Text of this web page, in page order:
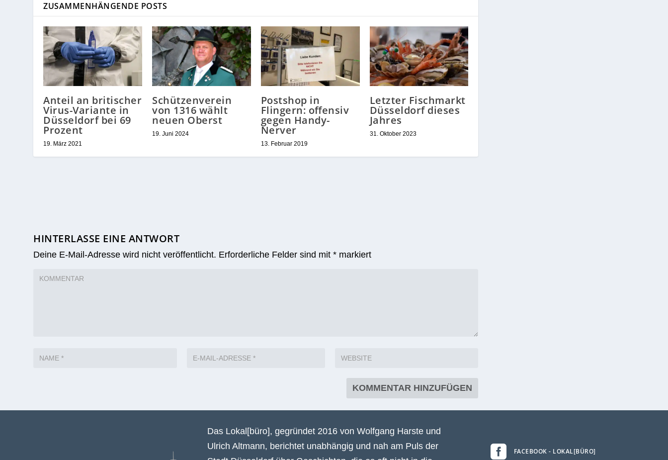
ZUSAMMENHÄNGENDE POSTS
Anteil an britischer
Virus-Variante in
Düsseldorf bei 69
Prozent
19. März 2021
Schützenverein
von 1316 wählt
neuen Oberst
19. Juni 2024
Postshop in
Flingern: offensiv
gegen Handy-
Nerver
13. Februar 2019
Letzter Fischmarkt
Düsseldorf dieses
Jahres
31. Oktober 2023
HINTERLASSE EINE ANTWORT
Deine E-Mail-Adresse wird nicht veröffentlicht. Erforderliche Felder sind mit* markiert
Das Lokal[büro], gegründet 2016 von Wolfgang Harste und
Ulrich Altmann, berichtet unabhängig und nah am Puls der
 FACEBOOK - LOKAL[BÜRO]